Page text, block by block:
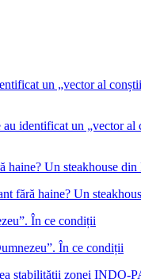
identificat un „vector
fără haine? Un
În ce condiții